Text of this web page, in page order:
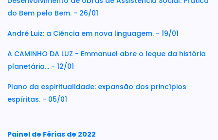
do Bem pelo Bem. - 26/01
André Luiz: a Ciência em nova linguagem. - 19/01
A CAMINHO DA LUZ - Emmanuel abre o leque da história
planetária... - 12/01
Plano da espiritualidade: expansão dos princípios
espíritas. - 05/01
Painel de Férias de 2022